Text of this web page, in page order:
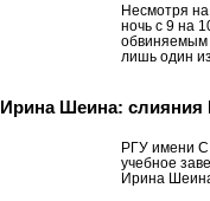
Несмотря
ночь с 9 на
обвиняемым
лишь один
Ирина Шеина: слияния
РГУ имени
учебное
Ирина